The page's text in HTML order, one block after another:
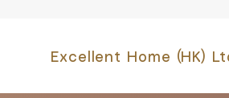
Excellent Home (HK)